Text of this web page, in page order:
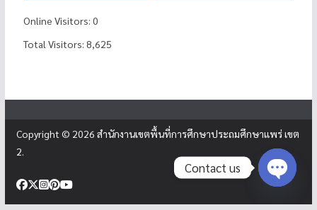
Online Visitors: 0
Total Visitors: 8,625
Copyright © 2026 สำนักงานเขตพื้นที่การศึกษาประถมศึกษาแพร่ เขต
2.
Contact us